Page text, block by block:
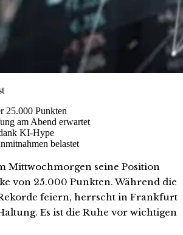
25.000 Punkten
am Abend erwartet
KI-Hype
belastet
Mittwochmorgen seine Position
von 25.000 Punkten. Während die
feiern, herrscht in Frankfurt
Es ist die Ruhe vor wichtigen